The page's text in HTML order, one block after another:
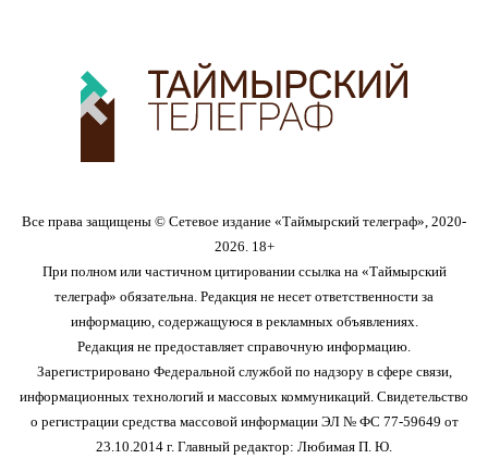
Все права защищены © Сетевое издание «Таймырский телеграф», 2020-
2026. 18+
При полном или частичном цитировании ссылка на «Таймырский
телеграф» обязательна. Редакция не несет ответственности за
информацию, содержащуюся в рекламных объявлениях.
Редакция не предоставляет справочную информацию.
Зарегистрировано Федеральной службой по надзору в сфере связи,
информационных технологий и массовых коммуникаций. Свидетельство
о регистрации средства массовой информации ЭЛ № ФС 77-59649 от
23.10.2014 г. Главный редактор: Любимая П. Ю.